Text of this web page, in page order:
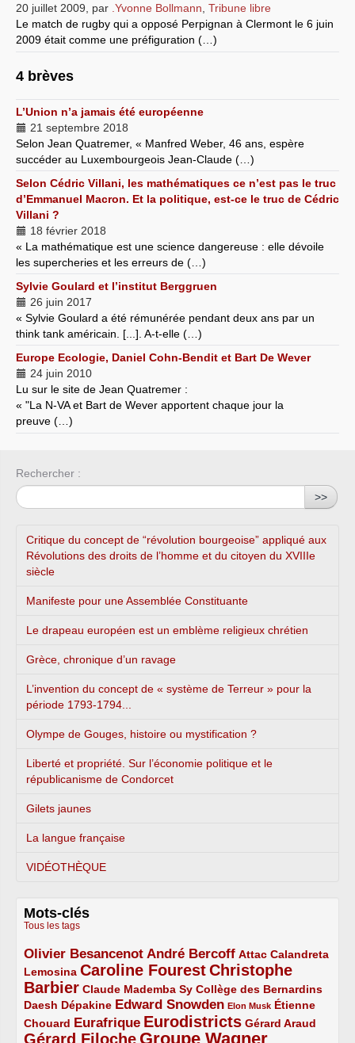
20 juillet 2009
par .Yvonne Bollmann Tribune libre
Le match de rugby qui a opposé Perpignan à Clermont le 6 juin
2009 était comme une préfiguration (…)
4 brèves
L’Union n’a jamais été européenne
21 septembre 2018
Selon Jean Quatremer, « Manfred Weber, 46 ans, espère
succéder au Luxembourgeois Jean-Claude (…)
Selon Cédric Villani, les mathématiques ce n’est pas le truc
d’Emmanuel Macron. Et la politique, est-ce le truc de Cédric
Villani ?
18 février 2018
« La mathématique est une science dangereuse : elle dévoile
les supercheries et les erreurs de (…)
Sylvie Goulard et l’institut Berggruen
26 juin 2017
« Sylvie Goulard a été rémunérée pendant deux ans par un
think tank américain. [...]. A-t-elle (…)
Europe Ecologie, Daniel Cohn-Bendit et Bart De Wever
24 juin 2010
Lu sur le site de Jean Quatremer :
« "La N-VA et Bart de Wever apportent chaque jour la
preuve (…)
Rechercher :
>>
Critique du concept de “révolution bourgeoise” appliqué aux
Révolutions des droits de l’homme et du citoyen du XVIIIe
siècle
Manifeste pour une Assemblée Constituante
Le drapeau européen est un emblème religieux chrétien
Grèce, chronique d’un ravage
L’invention du concept de « système de Terreur » pour la
période 1793-1794...
Olympe de Gouges, histoire ou mystification ?
Liberté et propriété. Sur l’économie politique et le
républicanisme de Condorcet
Gilets jaunes
La langue française
VIDÉOTHÈQUE
Mots-clés
Tous les tags
Olivier Besancenot
3/5 André Bercoff
3/5 Attac
2/5
Calandreta
Lemosina
2/5 Caroline Fourest
4/5
Christophe
Barbier
4/5 Claude Mademba Sy
2/5 Collège des Bernardins
2/5
Daesh
2/5 Dépakine
2/5 Edward Snowden
3/5 Elon Musk
1/5
Étienne
Chouard
2/5 Eurafrique
3/5 Eurodistricts
4/5 Gérard Araud
2/5
Gérard Filoche
4/5 Groupe Wagner
5/5